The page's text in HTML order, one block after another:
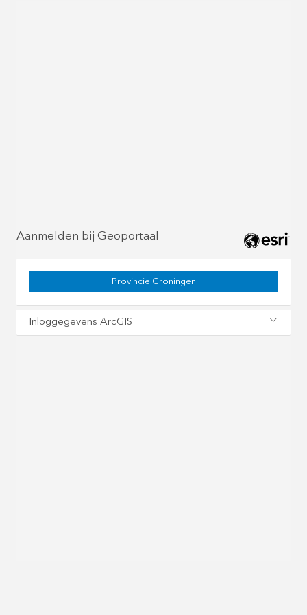
Aanmelden bij Geoportaal
Provincie Groningen
Inloggegevens ArcGIS